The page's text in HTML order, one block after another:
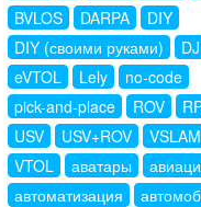
BVLOS
DARPA
DIY
DIY (своими руками)
eVTOL
Lely
no-code
pick-and-place
ROV
USV
USV+ROV
VSLAM
VTOL
аватары
автоматизация